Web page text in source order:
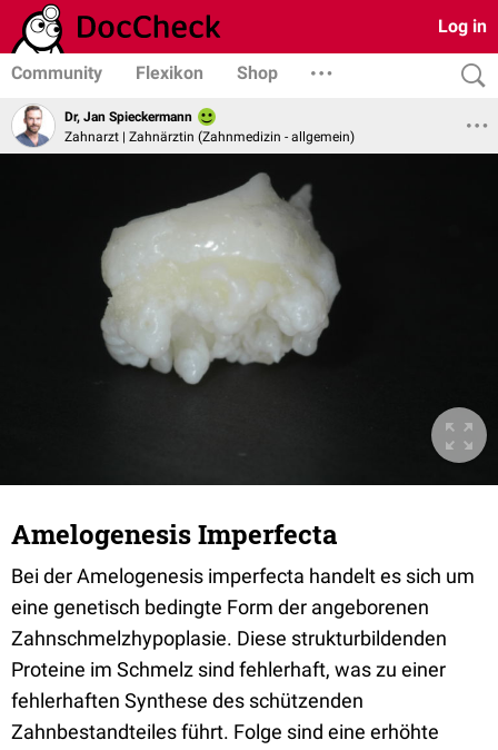
Log in
Community Flexikon Shop
Dr, Jan Spieckermann
Zahnarzt | Zahnärztin (Zahnmedizin - allgemein)
Amelogenesis Imperfecta
Bei der Amelogenesis imperfecta handelt es sich um
eine genetisch bedingte Form der angeborenen
Zahnschmelzhypoplasie. Diese strukturbildenden
Proteine im Schmelz sind fehlerhaft, was zu einer
fehlerhaften Synthese des schützenden
Zahnbestandteiles führt. Folge sind eine erhöhte